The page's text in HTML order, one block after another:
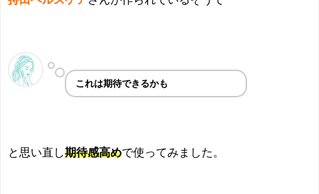
これは期待できるかも
と思い直し期待感高めで使ってみました。